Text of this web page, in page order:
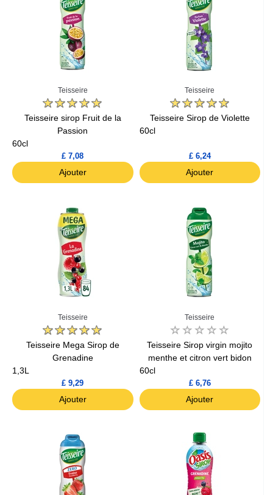
Teisseire
Teisseire sirop Fruit de la
Passion
60cl
£ 7,08
Ajouter
Teisseire
Teisseire Sirop de Violette
60cl
£ 6,24
Ajouter
Teisseire
Teisseire Mega Sirop de
Grenadine
1,3L
£ 9,29
Ajouter
Teisseire
Teisseire Sirop virgin mojito
menthe et citron vert bidon
60cl
£ 6,76
Ajouter